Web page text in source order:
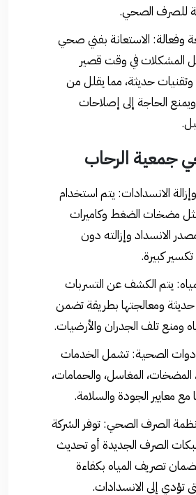
للصرف الصحي.
وفعالة: الاستعانة بفني صحي
في وقت قصير
حديثة، مما يقلل من
ويمنع الحاجة إلى إصلاحات
جمعية الرحاب
الانسدادات: يتم استخدام
مضخات الضغط وكاميرات
الانسداد وإزالته دون
كبيرة.
يتم الكشف عن التسربات
ومعالجتها بطريقة تضمن
ومنع تلف الجدران والأرضيات.
الصحية: تشمل الخدمات
المغاسل، والحمامات،
معايير الجودة والسلامة.
الصرف الصحي: توفر الشركة
الصرف الجديدة أو تحديث
تصريف المياه بكفاءة
تؤدي إلى الانسدادات.